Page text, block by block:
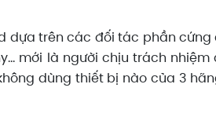
dựa trên các đối tác phần
mới là người chịu trách
dùng thiết bị nào của 3